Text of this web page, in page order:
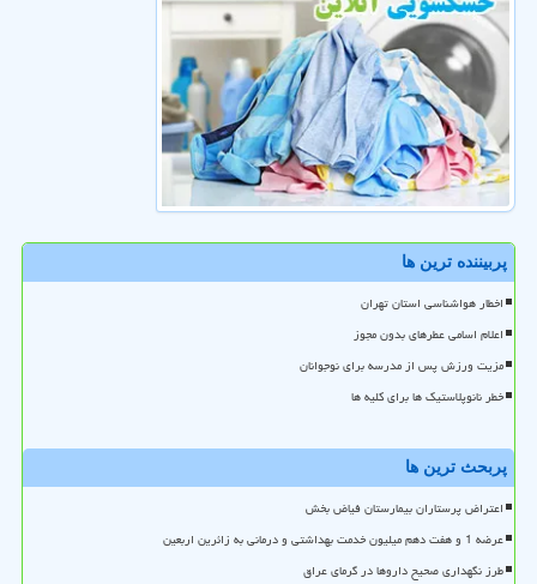
پربیننده ترین ها
اخطار هواشناسی استان تهران
اعلام اسامی عطرهای بدون مجوز
مزیت ورزش پس از مدرسه برای نوجوانان
خطر نانوپلاستیک ها برای کلیه ها
پربحث ترین ها
اعتراض پرستاران بیمارستان فیاض بخش
عرضه 1 و هفت دهم میلیون خدمت بهداشتی و درمانی به زائرین اربعین
طرز نگهداری صحیح داروها در گرمای عراق